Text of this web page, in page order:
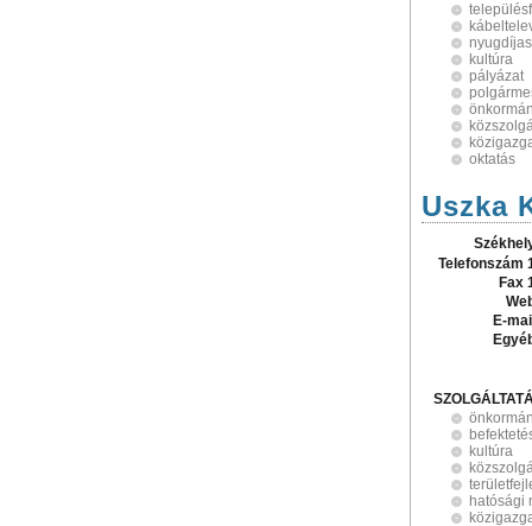
kultúra
pályázat
oktatás
Uszka
Telefonszám
Fax
E-
kultúra
hatósági